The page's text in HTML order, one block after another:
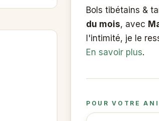
Bols tibétains &
du mois, avec
l'intimité, je le
En savoir plus.
POUR VOTRE